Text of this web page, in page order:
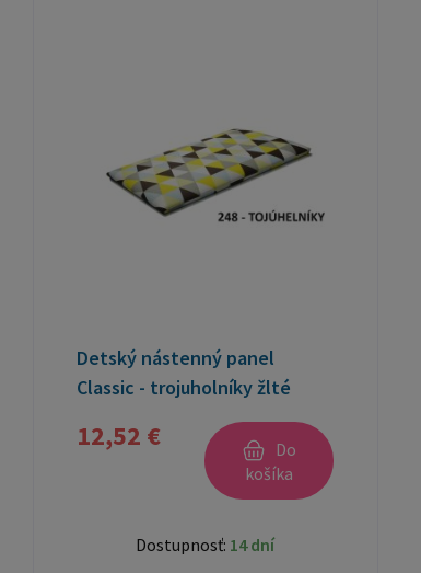
Detský nástenný panel
Classic - trojuholníky žlté
12,52 €
Do
košíka
Dostupnosť: 14 dní